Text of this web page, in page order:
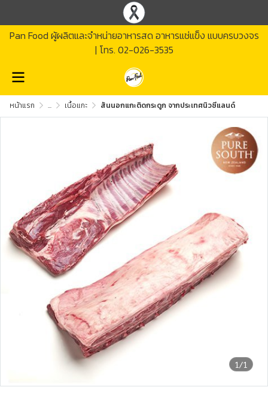
Pan Food ผู้ผลิตและจำหน่ายอาหารสด อาหารแช่แข็ง แบบครบวงจร
| โทร. 02-026-3535
หน้าแรก ... เนื้อแกะ สันนอกแกะติดกระดูก จากประเทศนิวซีแลนด์
1/1